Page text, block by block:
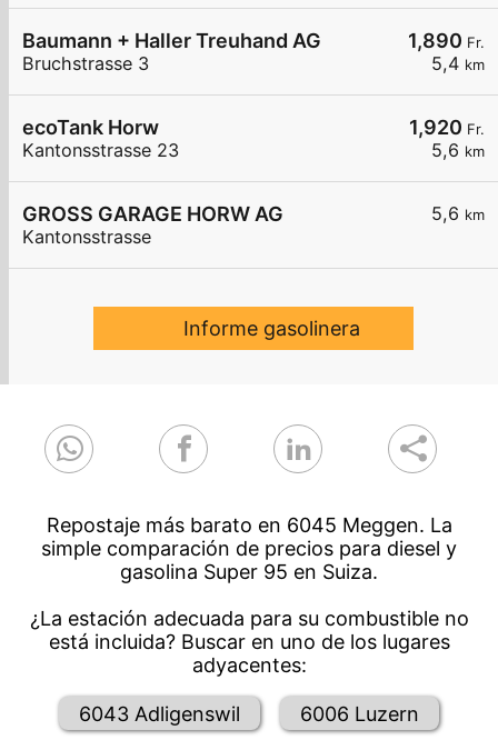
1,890 Fr.
5,4 km
Baumann + Haller Treuhand AG
Bruchstrasse 3
1,920 Fr.
5,6 km
ecoTank Horw
Kantonsstrasse 23
5,6 km
GROSS GARAGE HORW AG
Kantonsstrasse
Informe gasolinera
Repostaje más barato en 6045 Meggen. La
simple comparación de precios para diesel y
gasolina Super 95 en Suiza.
¿La estación adecuada para su combustible no
está incluida? Buscar en uno de los lugares
adyacentes:
6043 Adligenswil 6006 Luzern